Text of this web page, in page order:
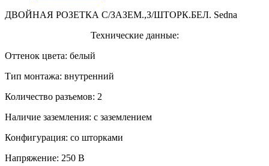
ДВОЙНАЯ РОЗЕТКА С/ЗАЗЕМ.,З/ШТОРК.БЕЛ. Sedna
Технические данные:
Оттенок цвета: белый
Тип монтажа: внутренний
Количество разъемов: 2
Наличие заземления: с заземлением
Конфигурация: со шторками
Напряжение: 250 В